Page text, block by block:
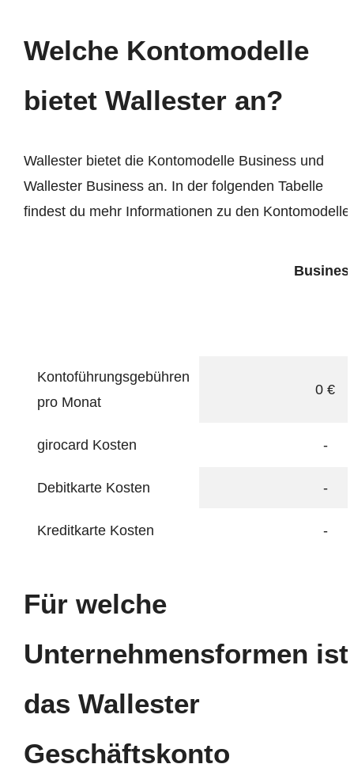
Welche Kontomodelle
bietet Wallester an?
Wallester bietet die Kontomodelle Business und
Wallester Business an. In der folgenden Tabelle
findest du mehr Informationen zu den
Kontoführungsgebühren
pro Monat
0 €
girocard Kosten -
Debitkarte Kosten -
Kreditkarte Kosten -
Für welche
Unternehmensformen ist
das Wallester
Geschäftskonto